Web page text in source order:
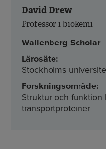
David Drew
Professor i biokemi
Wallenberg Scholar
Lärosäte:
Stockholms
Forskningsområde:
Struktur och funktion
transportproteiner